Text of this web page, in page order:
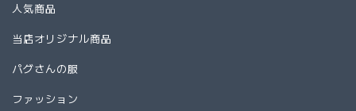
人気商品
当店オリジナル商品
パグさんの服
ファッション